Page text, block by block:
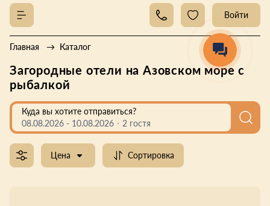
Войти
Главная Каталог
Загородные отели на Азовском море с
рыбалкой
Куда вы хотите отправиться?
08.08.2026 - 10.08.2026 2 гостя
Цена Сортировка